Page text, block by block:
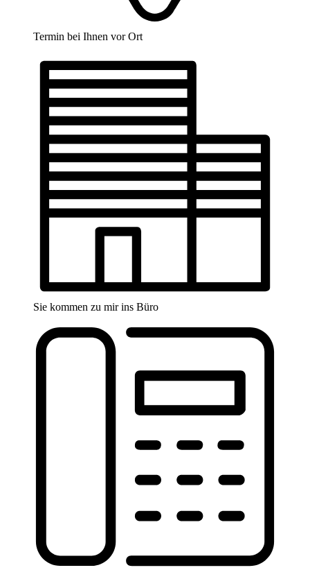
Termin bei Ihnen vor Ort
Sie kommen zu mir ins Büro